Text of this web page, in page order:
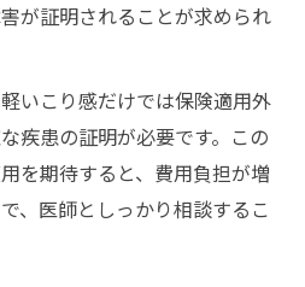
が証明されることが求められ
いこり感だけでは保険適用外
疾患の証明が必要です。この
を期待すると、費用負担が増
、医師としっかり相談するこ